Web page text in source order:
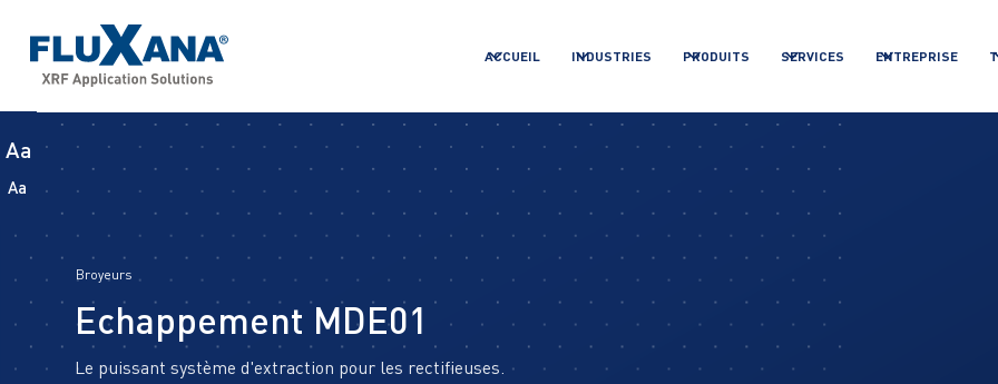
ACCUEIL INDUSTRIES PRODUITS SERVICES ENTREPRISE
Aa
Aa
Broyeurs
Echappement MDE01
Le puissant système d'extraction pour les rectifieuses.